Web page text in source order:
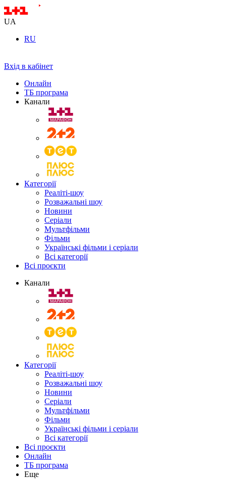
UA
RU
Вхід в кабінет
Онлайн
ТБ програма
Канали
Категорії
Реаліті-шоу
Розважальні шоу
Новини
Серіали
Мультфільми
Фільми
Українські фільми і серіали
Всі категорії
Всі проєкти
Канали
Категорії
Реаліті-шоу
Розважальні шоу
Новини
Серіали
Мультфільми
Фільми
Українські фільми і серіали
Всі категорії
Всі проєкти
Онлайн
ТБ програма
Еще